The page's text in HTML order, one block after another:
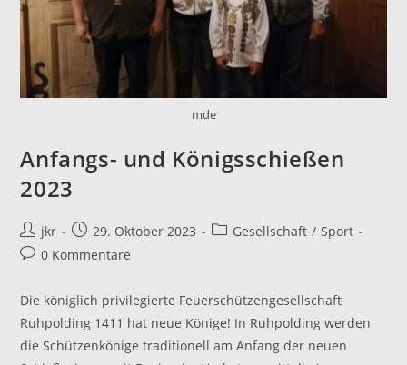
mde
Anfangs- und Königsschießen
2023
Beitrags-
Autor:
jkr
Beitrag
veröffentlicht:
29. Oktober 2023
Beitrags-
Gesellschaft / Sport
Beitrags-
0 Kommentare
Die königlich privilegierte Feuerschützengesellschaft
Ruhpolding 1411 hat neue Könige! In Ruhpolding werden
die Schützenkönige traditionell am Anfang der neuen